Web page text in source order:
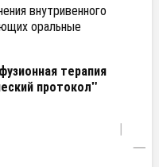
внутривенного
оральные
терапия
протокол"